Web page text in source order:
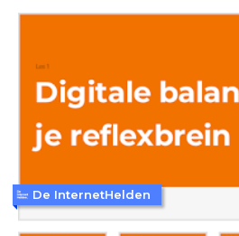
De InternetHelden